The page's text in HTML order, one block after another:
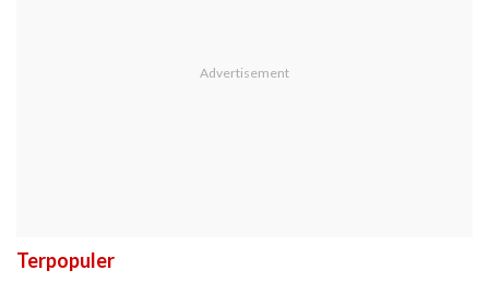
Terpopuler